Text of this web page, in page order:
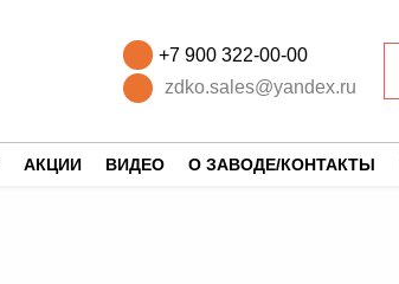
+7 900 322-00-00
zdko.sales@yandex.ru
АКЦИИ ВИДЕО О ЗАВОДЕ/КОНТАКТЫ